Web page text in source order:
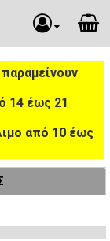
14 έως 21
από 10 έως